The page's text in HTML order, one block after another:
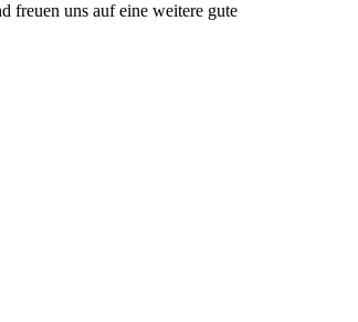
freuen uns auf eine weitere gute